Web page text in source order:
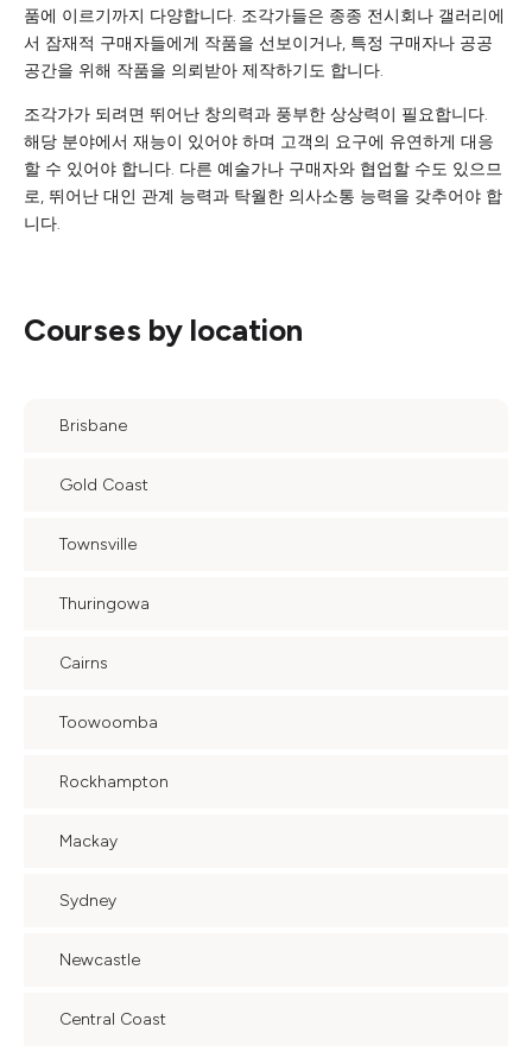
품에 이르기까지 다양합니다. 조각가들은 종종 전시회나 갤러리에
서 잠재적 구매자들에게 작품을 선보이거나, 특정 구매자나 공공
공간을 위해 작품을 의뢰받아 제작하기도 합니다.
조각가가 되려면 뛰어난 창의력과 풍부한 상상력이 필요합니다.
해당 분야에서 재능이 있어야 하며 고객의 요구에 유연하게 대응
할 수 있어야 합니다. 다른 예술가나 구매자와 협업할 수도 있으므
로, 뛰어난 대인 관계 능력과 탁월한 의사소통 능력을 갖추어야 합
니다.
Courses by location
Brisbane
Gold Coast
Townsville
Thuringowa
Cairns
Toowoomba
Rockhampton
Mackay
Sydney
Newcastle
Central Coast